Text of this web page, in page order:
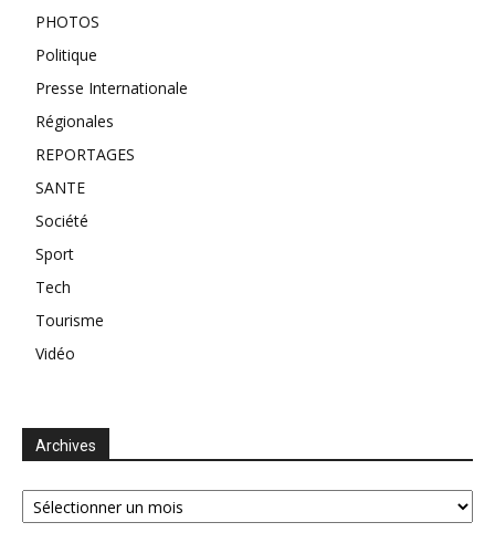
PHOTOS
Politique
Presse Internationale
Régionales
REPORTAGES
SANTE
Société
Sport
Tech
Tourisme
Vidéo
Archives
Archives